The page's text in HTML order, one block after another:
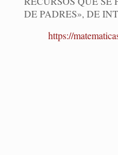
DE PADRES», DE
https://